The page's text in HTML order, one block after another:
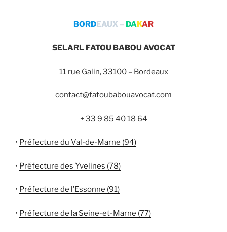
BORDEAUX – DAKAR
SELARL FATOU BABOU AVOCAT
11 rue Galin, 33100 – Bordeaux
contact@fatoubabouavocat.com
+ 33 9 85 40 18 64
• Préfecture du Val-de-Marne (94)
• Préfecture des Yvelines (78)
• Préfecture de l’Essonne (91)
• Préfecture de la Seine-et-Marne (77)